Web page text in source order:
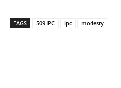
TAGS 509 IPC ipc modesty